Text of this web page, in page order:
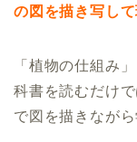
の図を描き写し
「植物の仕組み
科書を読むだけ
で図を描きなが